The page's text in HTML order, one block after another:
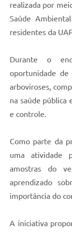
Contato
Secretarias
realizada por
Saúde
residentes da
Durante o
oportunidade de
arboviroses,
na saúde pública
e controle.
Como parte da
uma atividade
amostras do
aprendizado
importância do
A iniciativa